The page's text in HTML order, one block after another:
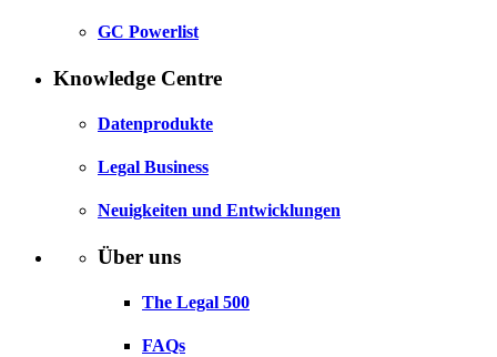
GC Powerlist
Knowledge Centre
Datenprodukte
Legal Business
Neuigkeiten und Entwicklungen
Über uns
The Legal 500
FAQs